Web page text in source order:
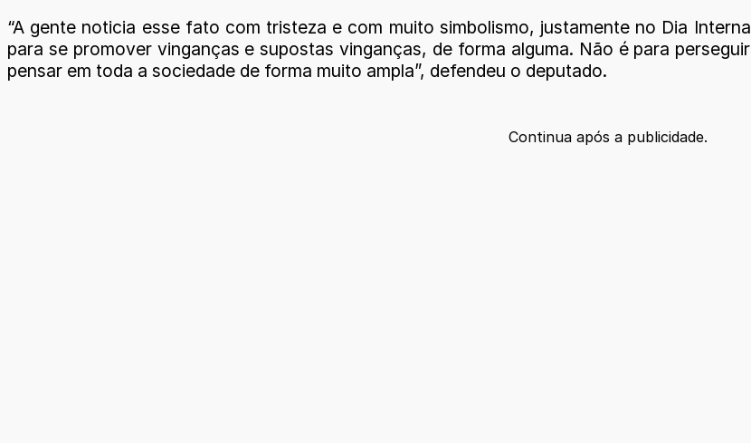
“A gente noticia esse fato com tristeza e com muito simbolismo, justamente no Dia
para se promover vinganças e supostas vinganças, de forma alguma. Não é para
pensar em toda a sociedade de forma muito ampla”, defendeu o deputado.
Continua após a publicidade.